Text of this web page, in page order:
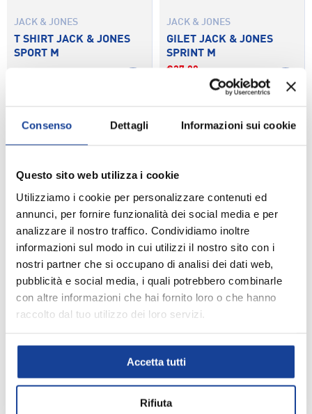
Consenso Dettagli Informazioni sui cookie
Questo sito web utilizza i cookie
Utilizziamo i cookie per personalizzare contenuti ed
annunci, per fornire funzionalità dei social media e per
analizzare il nostro traffico. Condividiamo inoltre
informazioni sul modo in cui utilizzi il nostro sito con i
nostri partner che si occupano di analisi dei dati web,
pubblicità e social media, i quali potrebbero combinarle
con altre informazioni che hai fornito loro o che hanno
raccolto dal tuo utilizzo dei loro servizi.
Accetta tutti
Rifiuta
JACK & JONES
T SHIRT JACK & JONES
SPORT M
JACK & JONES
GILET JACK & JONES
SPRINT M
€27,99
-17% EXTRA10
JACK & JONES
GIACCA JACK & JONES
PUFFER COREANA M
-13%
JACK & JONES
T SHIRT JACK & JONES
BOX M
-40% -30%